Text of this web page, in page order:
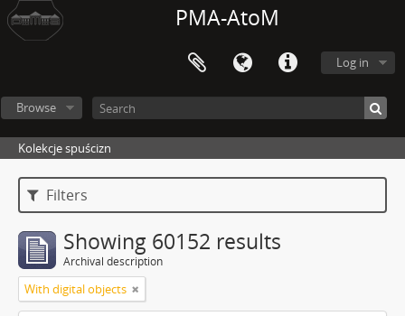
PMA-AtoM
Log in
Browse
Kolekcje spuścizn
Filters
Showing 60152 results
Archival description
With digital objects